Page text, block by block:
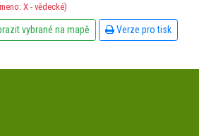
X - vědecké)
vybrané na mapě Verze pro tisk